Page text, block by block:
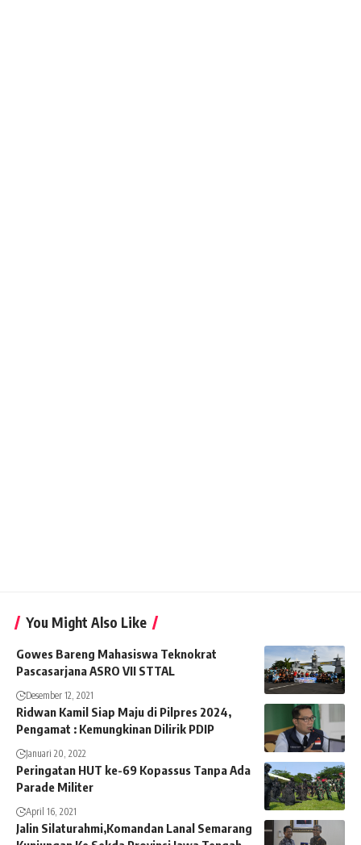
You Might Also Like
Gowes Bareng Mahasiswa Teknokrat
Pascasarjana ASRO VII STTAL
Desember 12, 2021
Ridwan Kamil Siap Maju di Pilpres 2024,
Pengamat : Kemungkinan Dilirik PDIP
Januari 20, 2022
Peringatan HUT ke-69 Kopassus Tanpa Ada
Parade Militer
April 16, 2021
Jalin Silaturahmi,Komandan Lanal Semarang